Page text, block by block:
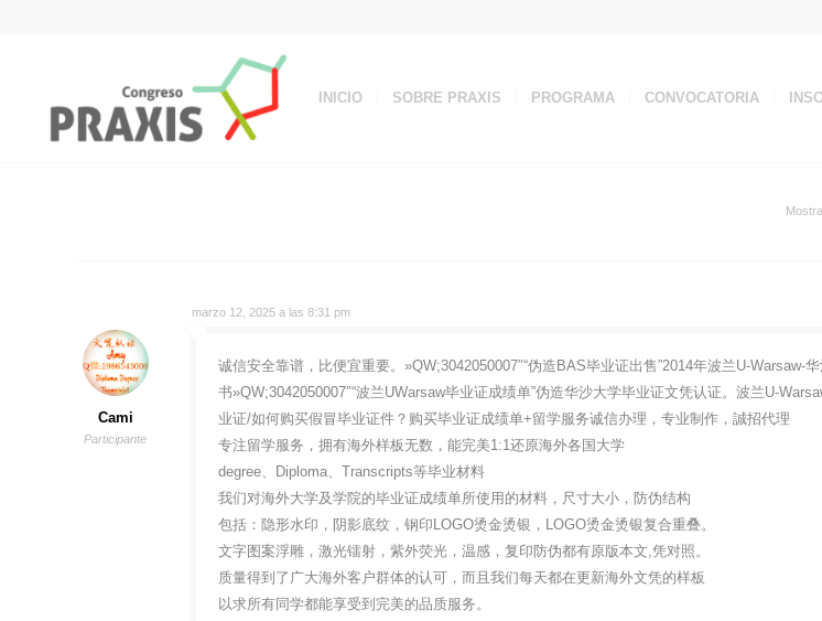
INICIO SOBRE PRAXIS PROGRAMA CONVOCATORIA
marzo 12, 2025 a las 8:31 pm
Cami
Participante
诚信安全靠谱，比便宜重要。»QW;3042050007″“伪造BAS毕业证出售”2014年波兰U-Warsaw-
书»QW;3042050007″“波兰UWarsaw毕业证成绩单”伪造华沙大学毕业证文凭认证。波兰U-
业证/如何购买假冒毕业证件？购买毕业证成绩单+留学服务诚信办理，专业制作，誠招代理
专注留学服务，拥有海外样板无数，能完美1:1还原海外各国大学
degree、Diploma、Transcripts等毕业材料
我们对海外大学及学院的毕业证成绩单所使用的材料，尺寸大小，防伪结构
包括：隐形水印，阴影底纹，钢印LOGO烫金烫银，LOGO烫金烫银复合重叠。
文字图案浮雕，激光镭射，紫外荧光，温感，复印防伪都有原版本文,凭对照。
质量得到了广大海外客户群体的认可，而且我们每天都在更新海外文凭的样板
以求所有同学都能享受到完美的品质服务。